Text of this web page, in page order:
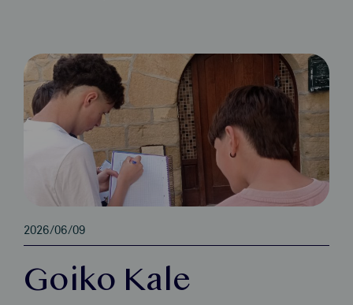
2026/06/09
Goiko Kale